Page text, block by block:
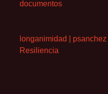
documentos
longanimidad | psanchez
Resiliencia